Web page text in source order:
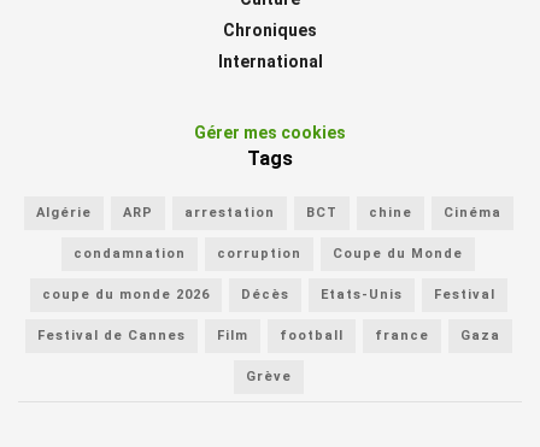
Chroniques
International
Gérer mes cookies
Tags
Algérie ARP arrestation BCT chine Cinéma
condamnation corruption Coupe du Monde
coupe du monde 2026 Décès Etats-Unis Festival
Festival de Cannes Film football france Gaza
Grève